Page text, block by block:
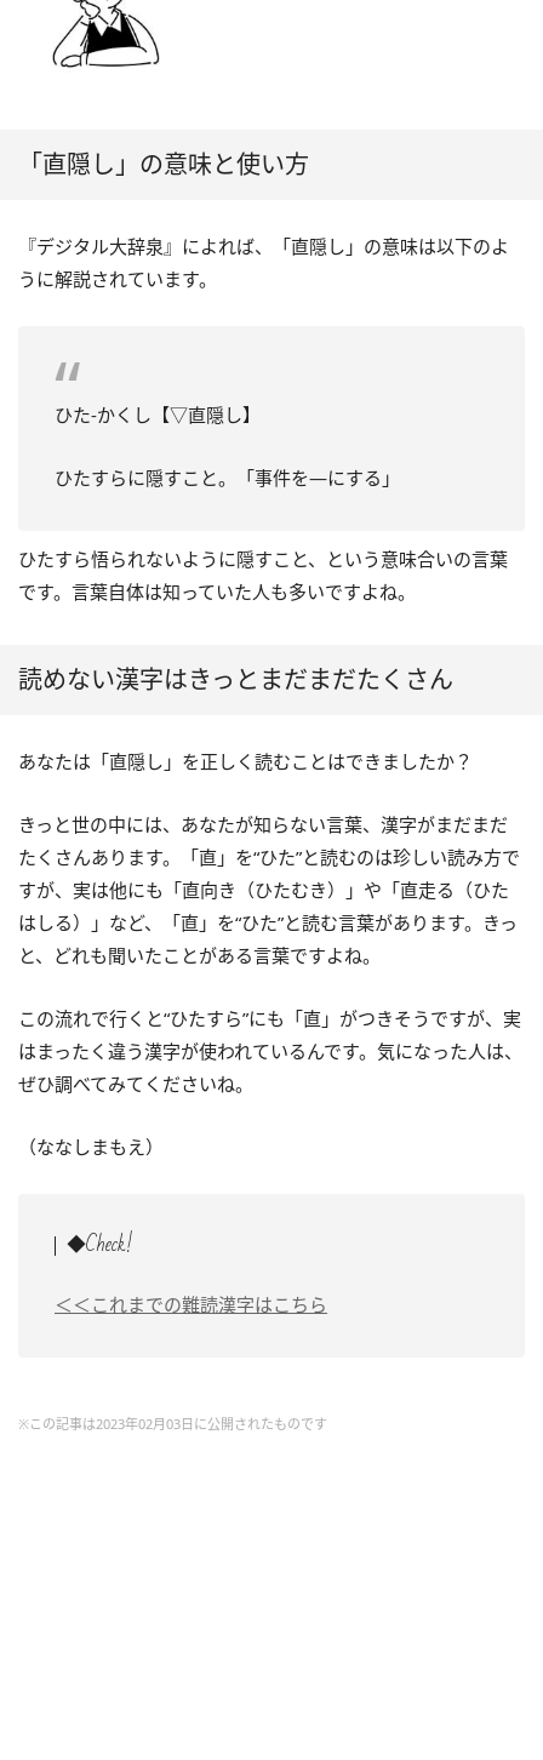
「直隠し」の意味と使い方
『デジタル大辞泉』によれば、「直隠し」の意味は以下のよ
うに解説されています。
ひた‐かくし【▽直隠し】
ひたすらに隠すこと。「事件を―にする」
ひたすら悟られないように隠すこと、という意味合いの言葉
です。言葉自体は知っていた人も多いですよね。
読めない漢字はきっとまだまだたくさん
あなたは「直隠し」を正しく読むことはできましたか？
きっと世の中には、あなたが知らない言葉、漢字がまだまだ
たくさんあります。「直」を“ひた”と読むのは珍しい読み方で
すが、実は他にも「直向き（ひたむき）」や「直走る（ひた
はしる）」など、「直」を“ひた”と読む言葉があります。きっ
と、どれも聞いたことがある言葉ですよね。
この流れで行くと“ひたすら”にも「直」がつきそうですが、実
はまったく違う漢字が使われているんです。気になった人は、
ぜひ調べてみてくださいね。
（ななしまもえ）
◆Check!
＜＜これまでの難読漢字はこちら
※この記事は2023年02月03日に公開されたものです